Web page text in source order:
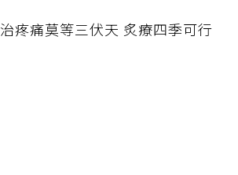
治疼痛莫等三伏天 炙療四季可行